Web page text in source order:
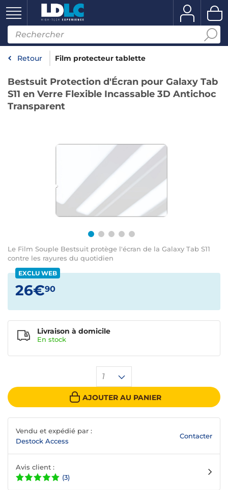
Retour Film protecteur tablette
Bestsuit Protection d'Écran pour Galaxy Tab
S11 en Verre Flexible Incassable 3D Antichoc
Transparent
Le Film Souple Bestsuit protège l'écran de la Galaxy Tab S11
contre les rayures du quotidien
EXCLU WEB
26€90
1
AJOUTER AU PANIER
Livraison à domicile
En stock
Vendu et expédié par :
Destock Access
Contacter
Avis client :
(3)